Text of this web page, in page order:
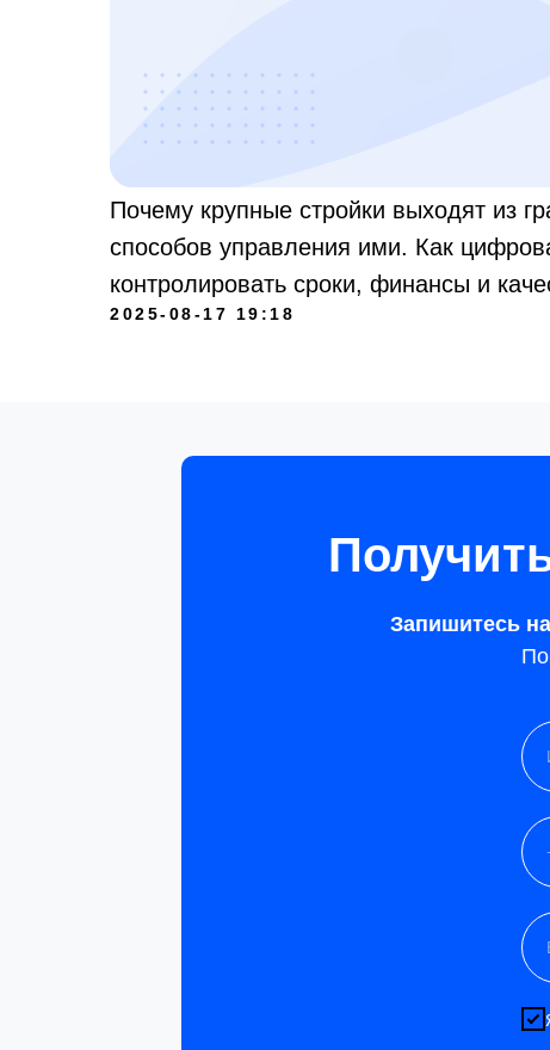
Почему крупные стройки выходят из
способов управления ими. Как
контролировать сроки, финансы и
2025-08-17 19:18
Запишитесь